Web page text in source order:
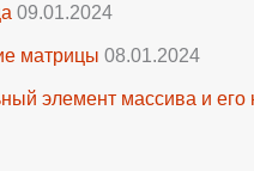
09.01.2024
матрицы 08.01.2024
элемент массива и его